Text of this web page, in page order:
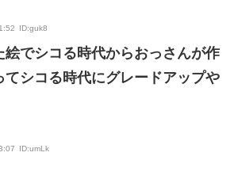
ID:guk8
絵でシコる時代からおっさんが作
てシコる時代にグレードアップや
ID:umLk